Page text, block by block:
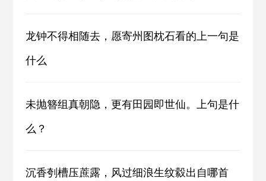
龙钟不得相随去，愿寄州图枕石看的上一句是
什么
未抛簪组真朝隐，更有田园即世仙。上句是什
么？
沉香刳槽压蔗露，风过细浪生纹縠出自哪首